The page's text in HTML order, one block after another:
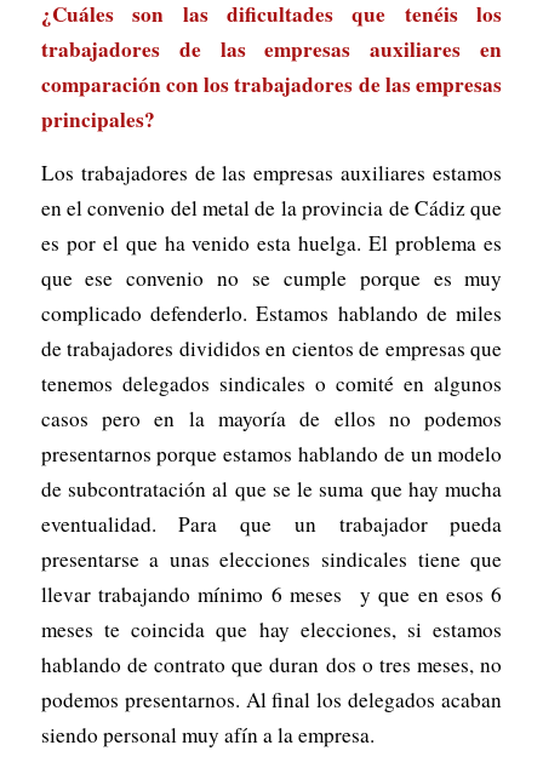
¿Cuáles son las dificultades que tenéis los
trabajadores de las empresas auxiliares en
comparación con los trabajadores de las empresas
principales?
Los trabajadores de las empresas auxiliares estamos
en el convenio del metal de la provincia de Cádiz que
es por el que ha venido esta huelga. El problema es
que ese convenio no se cumple porque es muy
complicado defenderlo. Estamos hablando de miles
de trabajadores divididos en cientos de empresas que
tenemos delegados sindicales o comité en algunos
casos pero en la mayoría de ellos no podemos
presentarnos porque estamos hablando de un modelo
de subcontratación al que se le suma que hay mucha
eventualidad. Para que un trabajador pueda
presentarse a unas elecciones sindicales tiene que
llevar trabajando mínimo 6 meses y que en esos 6
meses te coincida que hay elecciones, si estamos
hablando de contrato que duran dos o tres meses, no
podemos presentarnos. Al final los delegados acaban
siendo personal muy afín a la empresa.